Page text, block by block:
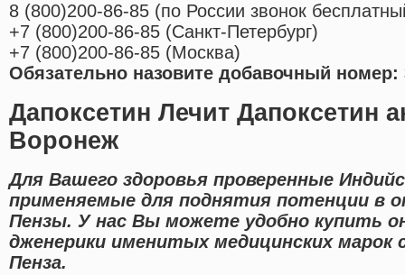
8 (800)200-86-85 (по России звонок
+7 (800)200-86-85 (Санкт-Петербург)
+7 (800)200-86-85 (Москва)
Обязательно назовите добавочный номер:
Дапоксетин Лечит Дапоксетин
Воронеж
Для Вашего здоровья проверенные
применяемые для поднятия потенции в
Пензы. У нас Вы можете удобно купить
дженерики именитых медицинских марок
Пенза.